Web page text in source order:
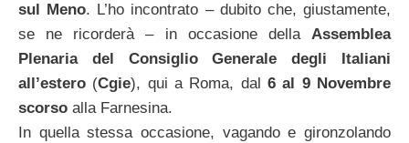
sul Meno. L’ho incontrato – dubito che, giustamente,
se ne ricorderà – in occasione della Assemblea
Plenaria del Consiglio Generale degli Italiani
all’estero (Cgie), qui a Roma, dal6 al 9 Novembre
scorso alla Farnesina.
In quella stessa occasione, vagando e gironzolando